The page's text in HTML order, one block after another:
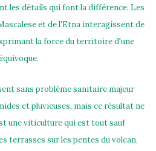
les détails qui font la différence. Les
et de l'Etna interagissent de
la force du territoire d'une
sans problème sanitaire majeur
et pluvieuses, mais ce résultat ne
une viticulture qui est tout sauf
terrasses sur les pentes du volcan,